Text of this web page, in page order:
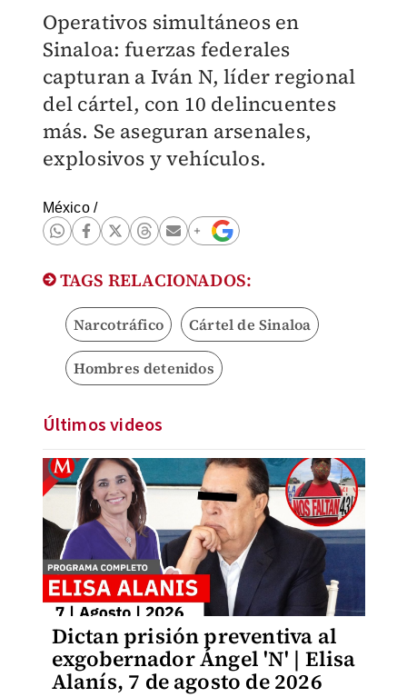
Operativos simultáneos en
Sinaloa: fuerzas federales
capturan a Iván N, líder regional
del cártel, con 10 delincuentes
más. Se aseguran arsenales,
explosivos y vehículos.
México/
TAGS RELACIONADOS:
Narcotráfico Cártel de Sinaloa
Hombres detenidos
Últimos videos
Dictan prisión preventiva al
exgobernador Ángel 'N' | Elisa
Alanís, 7 de agosto de 2026